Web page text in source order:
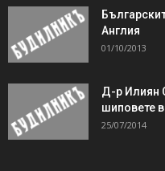
Англия
01/10/2013
Д-р Илиян
шиповете
25/07/2014